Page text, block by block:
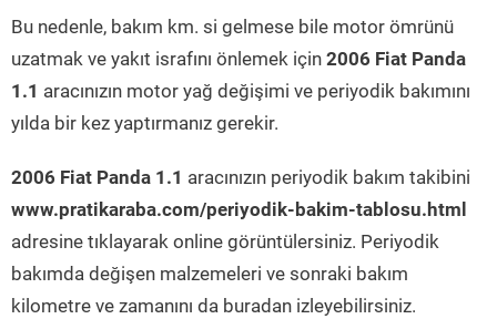
Bu nedenle, bakım km. si gelmese bile motor ömrünü
uzatmak ve yakıt israfını önlemek için 2006 Fiat Panda
1.1 aracınızın motor yağ değişimi ve periyodik bakımını
yılda bir kez yaptırmanız gerekir.
2006 Fiat Panda 1.1 aracınızın periyodik bakım takibini
www.pratikaraba.com/periyodik-bakim-tablosu.html
adresine tıklayarak online görüntülersiniz. Periyodik
bakımda değişen malzemeleri ve sonraki bakım
kilometre ve zamanını da buradan izleyebilirsiniz.